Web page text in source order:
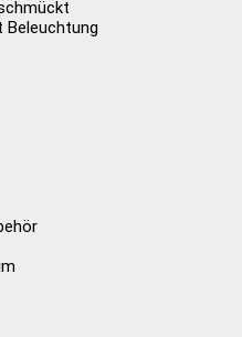
Beleuchtung